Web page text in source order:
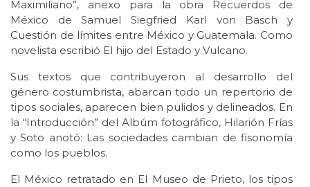
Maximiliano”, anexo para la obra Recuerdos de
México de Samuel Siegfried Karl von Basch y
Cuestión de límites entre México y Guatemala. Como
novelista escribió El hijo del Estado y Vulcano.
Sus textos que contribuyeron al desarrollo del
género costumbrista, abarcan todo un repertorio de
tipos sociales, aparecen bien pulidos y delineados. En
la “Introducción” del Albúm fotográfico, Hilarión Frías
y Soto anotó: Las sociedades cambian de fisonomía
como los pueblos.
El México retratado en El Museo de Prieto, los tipos